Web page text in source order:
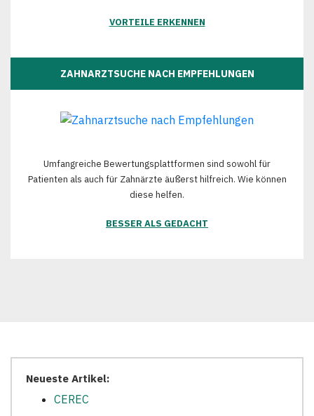
VORTEILE ERKENNEN
ZAHNARZTSUCHE NACH EMPFEHLUNGEN
Umfangreiche Bewertungsplattformen sind sowohl für
Patienten als auch für Zahnärzte äußerst hilfreich. Wie können
diese helfen.
BESSER ALS GEDACHT
Neueste Artikel:
CEREC